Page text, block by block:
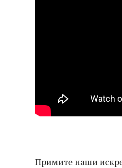
Примите наши